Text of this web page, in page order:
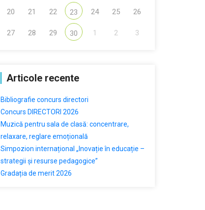
20 21 22 23 24 25 26
27 28 29 30 1 2 3
Articole recente
Bibliografie concurs directori
Concurs DIRECTORI 2026
Muzică pentru sala de clasă: concentrare,
relaxare, reglare emoțională
Simpozion internațional „Inovație în educație –
strategii și resurse pedagogice”
Gradația de merit 2026